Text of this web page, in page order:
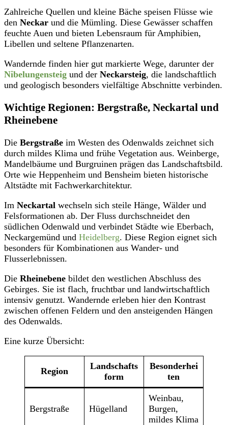
Zahlreiche Quellen und kleine Bäche speisen Flüsse wie
den Neckar und die Mümling. Diese Gewässer schaffen
feuchte Auen und bieten Lebensraum für Amphibien,
Libellen und seltene Pflanzenarten.
Wandernde finden hier gut markierte Wege, darunter der
Nibelungensteig und der Neckarsteig, die landschaftlich
und geologisch besonders vielfältige Abschnitte verbinden.
Wichtige Regionen: Bergstraße, Neckartal und
Rheinebene
Die Bergstraße im Westen des Odenwalds zeichnet sich
durch mildes Klima und frühe Vegetation aus. Weinberge,
Mandelbäume und Burgruinen prägen das Landschaftsbild.
Orte wie Heppenheim und Bensheim bieten historische
Altstädte mit Fachwerkarchitektur.
Im Neckartal wechseln sich steile Hänge, Wälder und
Felsformationen ab. Der Fluss durchschneidet den
südlichen Odenwald und verbindet Städte wie Eberbach,
Neckargemünd und Heidelberg. Diese Region eignet sich
besonders für Kombinationen aus Wander- und
Flusserlebnissen.
Die Rheinebene bildet den westlichen Abschluss des
Gebirges. Sie ist flach, fruchtbar und landwirtschaftlich
intensiv genutzt. Wandernde erleben hier den Kontrast
zwischen offenen Feldern und den ansteigenden Hängen
des Odenwalds.
Eine kurze Übersicht:
Region
Landschafts
form
Besonderhei
ten
Bergstraße Hügelland
Weinbau,
Burgen,
mildes Klima